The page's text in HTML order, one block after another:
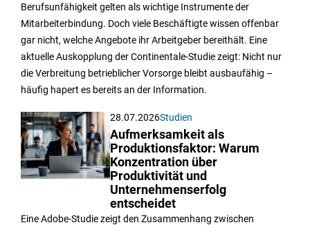
Berufsunfähigkeit gelten als wichtige Instrumente der
Mitarbeiterbindung. Doch viele Beschäftigte wissen offenbar
gar nicht, welche Angebote ihr Arbeitgeber bereithält. Eine
aktuelle Auskopplung der Continentale-Studie zeigt: Nicht nur
die Verbreitung betrieblicher Vorsorge bleibt ausbaufähig –
häufig hapert es bereits an der Information.
28.07.2026Studien
Aufmerksamkeit als
Produktionsfaktor: Warum
Konzentration über
Produktivität und
Unternehmenserfolg
entscheidet
Eine Adobe-Studie zeigt den Zusammenhang zwischen